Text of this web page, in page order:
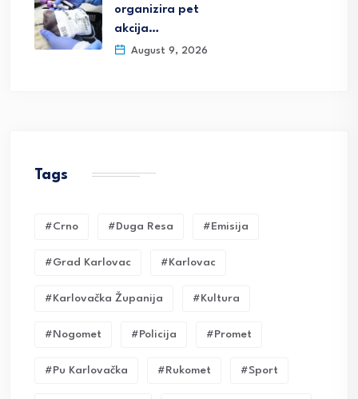
organizira pet
akcija…
August 9, 2026
Tags
#crno #duga Resa #emisija
#grad Karlovac #karlovac
#karlovačka Županija #kultura
#nogomet #policija #promet
#pu Karlovačka #rukomet #sport